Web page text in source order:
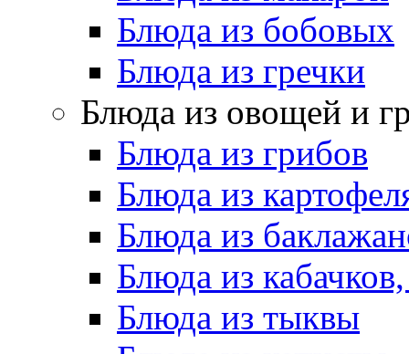
Блюда из бобовых
Блюда из гречки
Блюда из овощей и
Блюда из грибов
Блюда из
Блюда из
Блюда из
Блюда из тыквы